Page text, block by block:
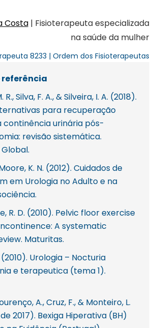
Costa| Fisioterapeuta especializada
na saúde da mulher
8233 | Ordem dos Fisioterapeutas
Silva, F. A., & Silveira, I. A. (2018).
para recuperação
continência urinária pós-
revisão sistemática.
K. N. (2012). Cuidados de
em Urologia no Adulto e na
R. D. (2010). Pelvic floor exercise
A systematic
Maturitas.
(2010). Urologia – Nocturia
e terapeutica (tema 1).
A., Cruz, F., & Monteiro, L.
2017). Bexiga Hiperativa (BH)